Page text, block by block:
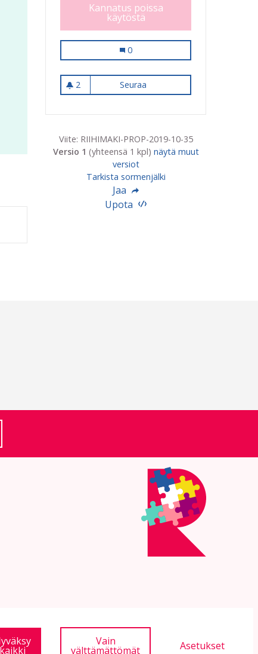
kaikki
Vain
välttämättömät Asetukset
Kannatus poissa
käytöstä
Kaikkiin leikkipuistoihin valaistus
0
2
2 seuraajaa
Seuraa
Viite: RIIHIMAKI-PROP-2019-10-35
Versio 1 (yhteensä 1 kpl) näytä muut
versiot
Tarkista sormenjälki
Jaa
Upota